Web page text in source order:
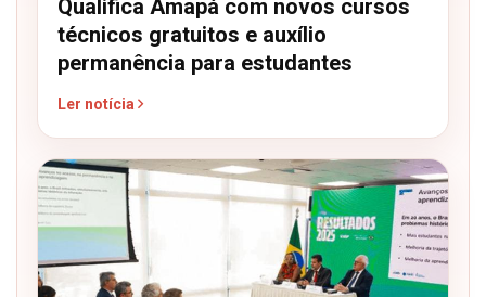
Qualifica Amapá com novos cursos
técnicos gratuitos e auxílio
permanência para estudantes
Ler notícia